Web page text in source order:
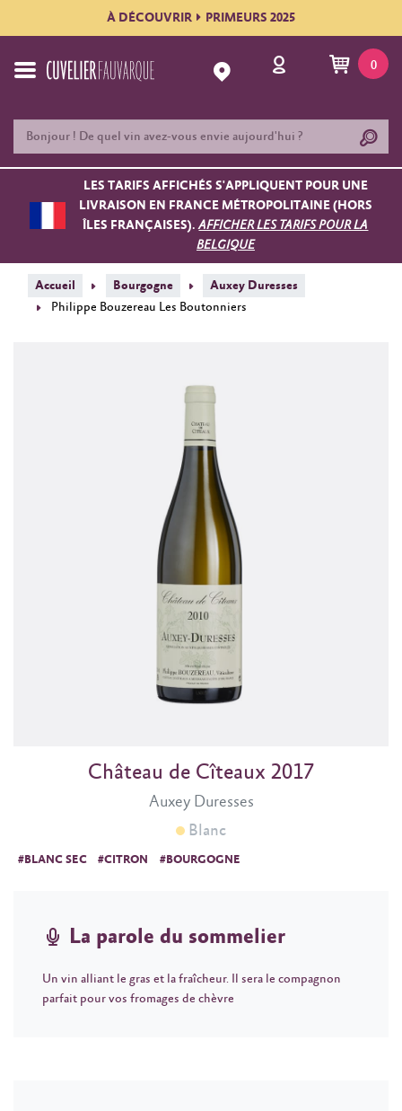
À DÉCOUVRIR PRIMEURS 2025
0
LES TARIFS AFFICHÉS S'APPLIQUENT POUR UNE
LIVRAISON EN FRANCE MÉTROPOLITAINE (HORS
ÎLES FRANÇAISES).AFFICHER LES TARIFS POUR LA
BELGIQUE
Accueil Bourgogne
Auxey Duresses
Philippe Bouzereau Les Boutonniers
Auxey Duresses
Château de Cîteaux 2017
Blanc
#BLANC SEC #CITRON #BOURGOGNE
La parole du sommelier
Un vin alliant le gras et la fraîcheur. Il sera le compagnon
parfait pour vos fromages de chèvre